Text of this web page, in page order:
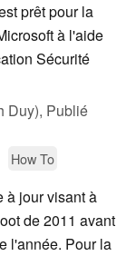
prêt pour la
à l'aide
Sécurité
Duy), Publié
How To
à jour visant à
de 2011 avant
l'année. Pour la